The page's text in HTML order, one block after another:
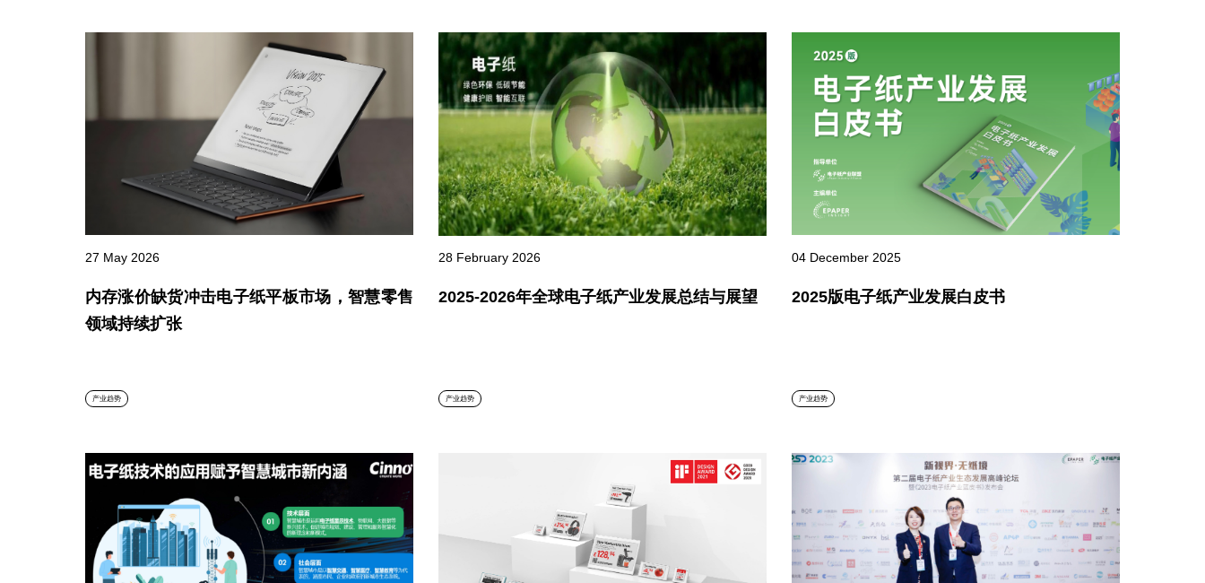
27 May 2026
内存涨价缺货冲击电子纸平板市场，智慧零售
领域持续扩张
产业趋势
28 February 2026
2025-2026年全球电子纸产业发展总结与展望
产业趋势
04 December 2025
2025版电子纸产业发展白皮书
产业趋势